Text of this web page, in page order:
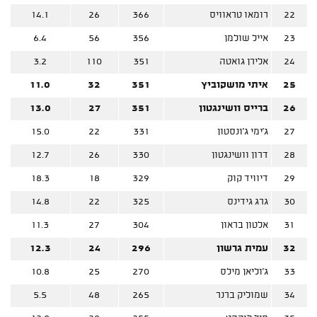
22 רומאו טראוויס 366
26
14.1
23 אייל שולמן 356
56
6.4
24 אלירן גואטה 351
110
3.2
25 איתי מושקוביץ 351
32
11.0
26 ברייס וושינגטון 351
27
13.0
27 ג'ימי ג'ונסטון 331
22
15.0
28 דרון וושינגטון 330
26
12.7
29 דיוויד קוק 329
18
18.3
30 גרג גידינס 325
22
14.8
31 אלטון בראון 304
27
11.3
32 עמית גרשון 296
24
12.3
33 ג'וליאן מילס 270
25
10.8
34 שמוליק ברנר 265
48
5.5